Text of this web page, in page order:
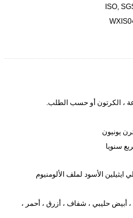
ISO,
، الكرتون أو حسب الطلب.
ايثيلين الأسود لملف الألومنيوم
أبيض حليبي ، شفاف ، أزرق ، أحمر ،